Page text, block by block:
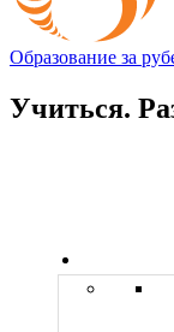
Образование за
Учиться.